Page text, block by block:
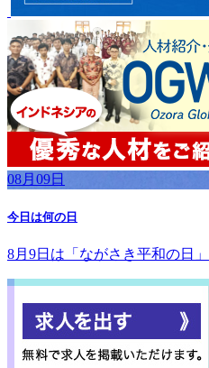
08月09日
今日は何の日
8月9日は「ながさき平和の日」